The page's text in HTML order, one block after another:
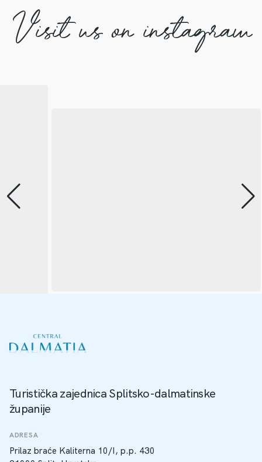
Visit us on instagram
Turistička zajednica Splitsko-dalmatinske
županije
ADRESA
Prilaz braće Kaliterna 10/I, p.p. 430